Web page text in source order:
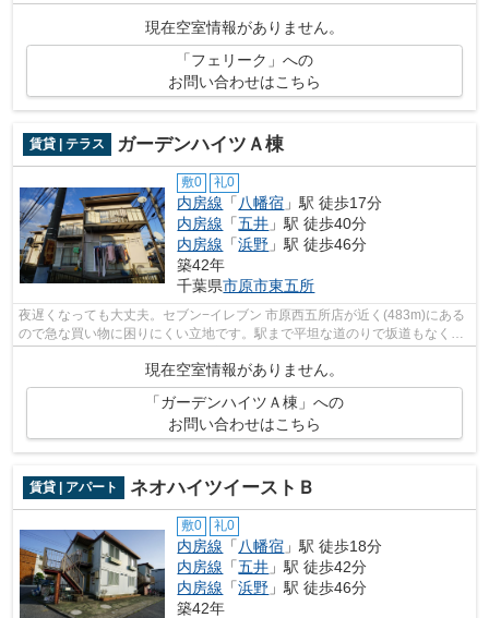
自走式駐車場は効率的な駐車スペース...
現在空室情報がありません。
「フェリーク」への
お問い合わせはこちら
賃貸 | テラス ガーデンハイツＡ棟
敷0 礼0
内房線 「八幡宿 」駅 徒歩17分
内房線 「五井 」駅 徒歩40分
内房線 「浜野 」駅 徒歩46分
築42年
千葉県市原市東五所
夜遅くなっても大丈夫。セブン−イレブン 市原西五所店が近く(483m)にある
ので急な買い物に困りにくい立地です。駅まで平坦な道のりで坂道もなく移
現在空室情報がありません。
「ガーデンハイツＡ棟」への
お問い合わせはこちら
賃貸 | アパート ネオハイツイーストＢ
敷0 礼0
内房線 「 八幡宿 」駅 徒歩18分
内房線 「五井 」駅 徒歩42分
内房線 「浜野 」駅 徒歩46分
築42年